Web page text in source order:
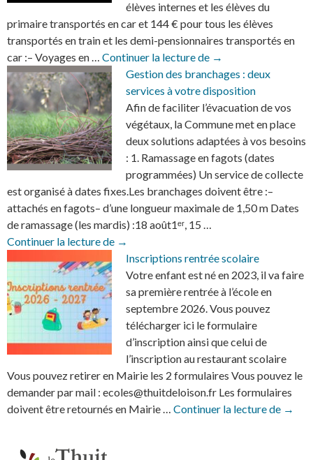
élèves internes et les élèves du
primaire transportés en car et 144 € pour tous les élèves
transportés en train et les demi-pensionnaires transportés en
car :– Voyages en … Continuer la lecture de Le site d’inscription
→
Gestion des branchages : deux
services à votre disposition
Afin de faciliter l’évacuation de vos
végétaux, la Commune met en place
deux solutions adaptées à vos besoins
: 1. Ramassage en fagots (dates
programmées) Un service de collecte
est organisé à dates fixes.Les branchages doivent être :–
attachés en fagots– d’une longueur maximale de 1,50 m Dates
de ramassage (les mardis) :18 août1ᵉʳ, 15 …
Continuer la lecture de Gestion des branchages : deux services
→
Inscriptions rentrée scolaire
Votre enfant est né en 2023, il va faire
sa première rentrée à l’école en
septembre 2026. Vous pouvez
télécharger ici le formulaire
d’inscription ainsi que celui de
l’inscription au restaurant scolaire
Vous pouvez retirer en Mairie les 2 formulaires Vous pouvez le
demander par mail : ecoles@thuitdeloison.fr Les formulaires
doivent être retournés en Mairie … Continuer la lecture de →